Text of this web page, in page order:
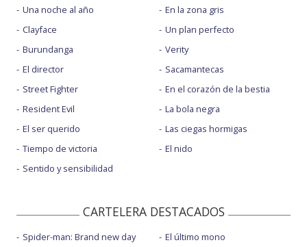
Una noche al año
Clayface
Burundanga
El director
Street Fighter
Resident Evil
El ser querido
Tiempo de victoria
Sentido y sensibilidad
En la zona gris
Un plan perfecto
Verity
Sacamantecas
En el corazón de la bestia
La bola negra
Las ciegas hormigas
El nido
CARTELERA DESTACADOS
Spider-man: Brand new day
El último mono